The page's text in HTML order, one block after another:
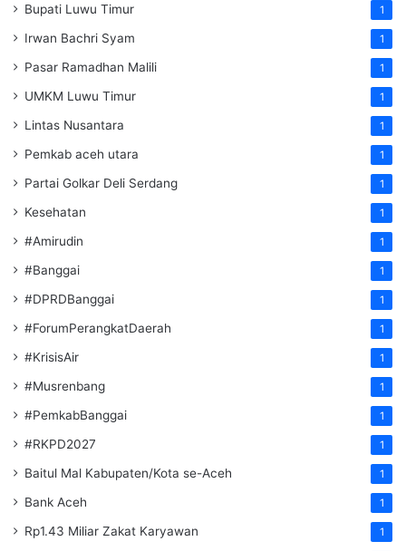
Bupati Luwu Timur 1
Irwan Bachri Syam 1
Pasar Ramadhan Malili 1
UMKM Luwu Timur 1
Lintas Nusantara 1
Pemkab aceh utara 1
Partai Golkar Deli Serdang 1
Kesehatan 1
#Amirudin 1
#Banggai 1
#DPRDBanggai 1
#ForumPerangkatDaerah 1
#KrisisAir 1
#Musrenbang 1
#PemkabBanggai 1
#RKPD2027 1
Baitul Mal Kabupaten/Kota se-Aceh 1
Bank Aceh 1
Rp1.43 Miliar Zakat Karyawan 1